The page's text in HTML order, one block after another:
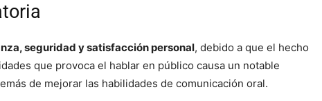
seguridad y satisfacción personal, debido a que el hecho
que provoca el hablar en público causa un notable
de mejorar las habilidades de comunicación oral.